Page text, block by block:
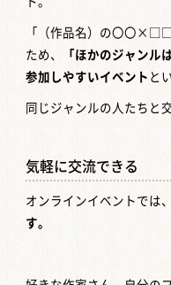
「（作品名）の〇〇
ため、
「ほかのジャンル
参加しやすいイベント と
同じジャンルの人たちと
気軽に交流できる
オンラインイベントでは、
す。